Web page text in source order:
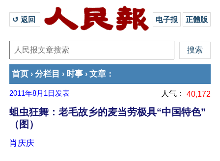
↺ 返回 电子报 正體版
首页 › 分栏目 › 时事 › 文章 ：
2011年8月1日 发表 人气： 40,172
蛆虫狂舞：老毛故乡的麦当劳极具“中国特色”
（图）
肖庆庆